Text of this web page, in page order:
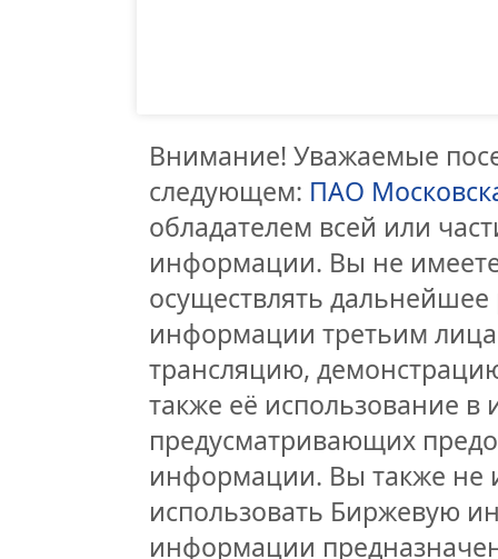
Внимание! Уважаемые
следующем: ПАО
обладателем всей или
информации. Вы не
осуществлять
информации третьим
трансляцию,
также её использование
предусматривающих
информации. Вы также не
использовать Биржевую
информации